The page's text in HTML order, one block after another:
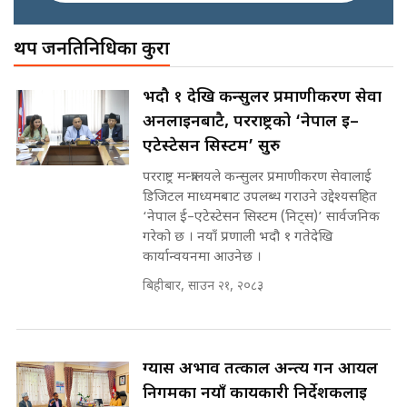
पछिल्लो परिस्थिति जलन अस्पतालमा
छैन खाली बेड || SIDHAKURA ||
राष्ट्रिय सवालमा ९ दल एकजुट ||
Prachanda, Rabi, Gagan Stand
on the Same Page ||
SIDHAKURA ||
सहकारी पीडितसँग मन्त्री प्रतिभा रावलले
भनिन्–साथ दिनुहोस्, दबाब होइन ||
Sidhakura || Pratibha Rawal
Corrupted Minister ||
SIDHAKURA
पोप्पोको पासोः कमाउने लोभमा घरबार नै
उठिबास | The Dark Side of
'Poppo Live'-SIDHAKURA
INVESTIGATION
मन्त्री आउने बित्तिकै सुरु भएको थियो
घुसको डिल || Raj Kumar Gupta ||
SIDHAKURA ||
घुसको डिल गर्ने मन्त्रीकाे राजिनामा,
भूमिसुधार मन्त्रीलाई जोगाइदै ! ||
SIDHAKURA ||
थप जनप्रतिनिधिका कुरा
भदौ १ देखि कन्सुलर प्रमाणीकरण सेवा
अनलाइनबाटै, परराष्ट्रको ‘नेपाल ई–
एटेस्टेसन सिस्टम’ सुरु
परराष्ट्र मन्त्रालयले कन्सुलर प्रमाणीकरण सेवालाई
डिजिटल माध्यमबाट उपलब्ध गराउने उद्देश्यसहित
‘नेपाल ई–एटेस्टेसन सिस्टम (निट्स)’ सार्वजनिक
गरेको छ । नयाँ प्रणाली भदौ १ गतेदेखि
कार्यान्वयनमा आउनेछ ।
बिहीबार, साउन २१, २०८३
ग्यास अभाव तत्काल अन्त्य गर्न आयल
निगमका नयाँ कार्यकारी निर्देशकलाई